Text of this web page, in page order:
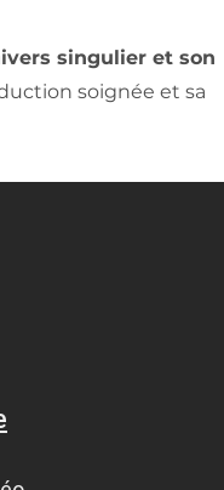
singulier et son
soignée et sa